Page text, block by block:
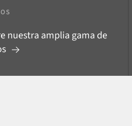
nuestra amplia gama de